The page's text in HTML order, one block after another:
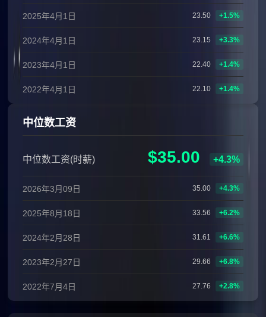
要如何才算是匹配了申报的移民职位(substantial match)？
2025年4月1日 23.50 +1.5%
2024年4月1日 23.15 +3.3%
2023年4月1日 22.40 +1.4%
2022年4月1日 22.10 +1.4%
中位数工资
中位数工资(时薪) $35.00 +4.3%
2026年3月09日 35.00 +4.3%
2025年8月18日 33.56 +6.2%
2024年2月28日 31.61 +6.6%
2023年2月27日 29.66 +6.8%
2022年7月4日 27.76 +2.8%